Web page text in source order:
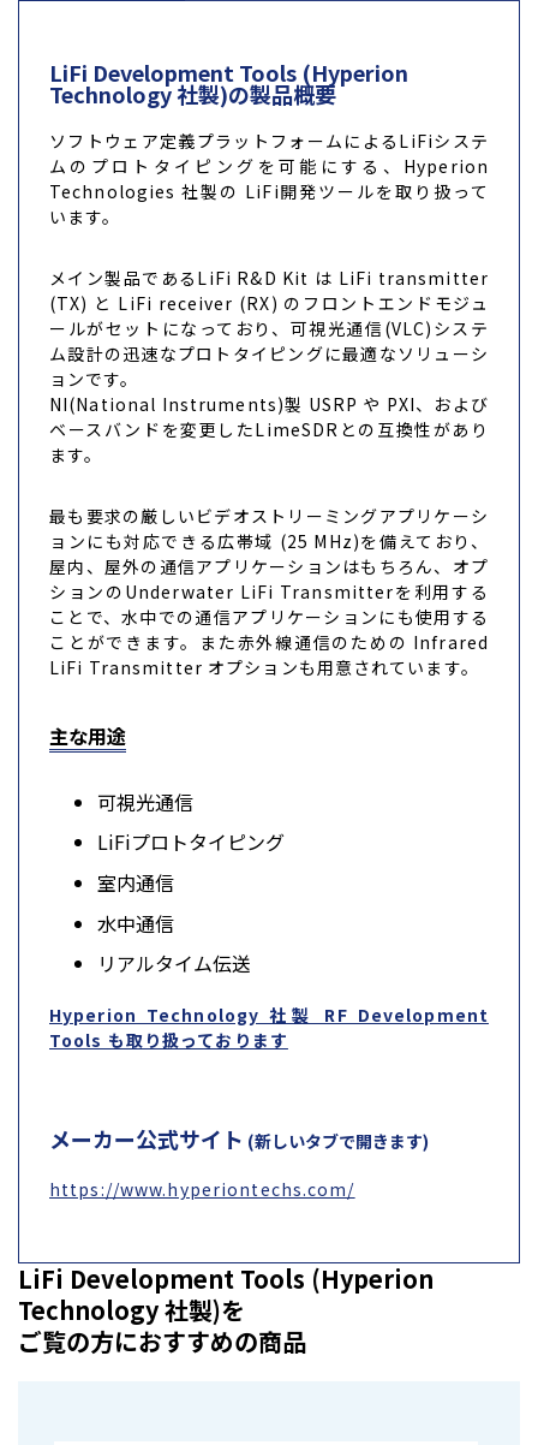
LiFi Development Tools (Hyperion
Technology 社製)の製品概要
ソフトウェア定義プラットフォームによるLiFiシステ
ムのプロトタイピングを可能にする、Hyperion
Technologies 社製の LiFi開発ツールを取り扱って
います。
メイン製品であるLiFi R&D Kit は LiFi transmitter
(TX) と LiFi receiver (RX) のフロントエンドモジュ
ールがセットになっており、可視光通信(VLC)システ
ム設計の迅速なプロトタイピングに最適なソリューシ
ョンです。
NI(National Instruments)製 USRP や PXI、および
ベースバンドを変更したLimeSDRとの互換性があり
ます。
最も要求の厳しいビデオストリーミングアプリケーシ
ョンにも対応できる広帯域 (25 MHz)を備えており、
屋内、屋外の通信アプリケーションはもちろん、オプ
ションのUnderwater LiFi Transmitterを利用する
ことで、水中での通信アプリケーションにも使用する
ことができます。また赤外線通信のための Infrared
LiFi Transmitter オプションも用意されています。
主な用途
可視光通信
LiFiプロトタイピング
室内通信
水中通信
リアルタイム伝送
Hyperion Technology 社製 RF Development
Tools も取り扱っております
メーカー公式サイト (新しいタブで開きます)
https://www.hyperiontechs.com/
LiFi Development Tools (Hyperion
Technology 社製)を
ご覧の方におすすめの商品